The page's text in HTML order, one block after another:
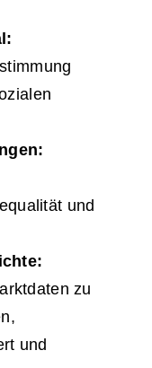
und
zu
und